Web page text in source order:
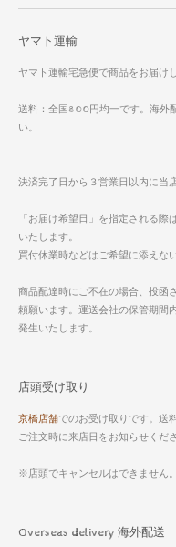
ヤマト運輸
ヤマト運輸宅急便で商品をお届け
送料：全国800円均一です。海外
い。
決済完了日から３営業日以内に当
「お届け希望日」を指定される
いたします。
買付休業時などはご希望に添えな
商品配達時にご不在の場合、投函
頼願います。運送会社の保管期間
発生いたします。
店頭受け取り
京橋店舗でのお受け取りです。送
ご注文時に来店日をお知らせくだ
※店頭でキャンセルはできません
Overseas delivery 海外配送